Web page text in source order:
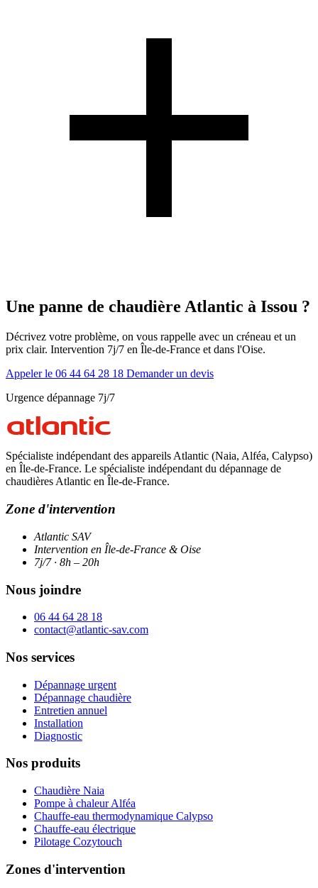
Une panne de chaudière Atlantic à Issou ?
Décrivez votre problème, on vous rappelle avec un créneau et un
prix clair. Intervention 7j/7 en Île-de-France et dans l'Oise.
Appeler le 06 44 64 28 18 Demander un devis
Urgence dépannage 7j/7
Spécialiste indépendant des appareils Atlantic (Naia, Alféa, Calypso)
en Île-de-France. Le spécialiste indépendant du dépannage de
chaudières Atlantic en Île-de-France.
Zone d'intervention
Atlantic SAV
Intervention en Île-de-France & Oise
7j/7 · 8h – 20h
Nous joindre
06 44 64 28 18
contact@atlantic-sav.com
Nos services
Dépannage urgent
Dépannage chaudière
Entretien annuel
Installation
Diagnostic
Nos produits
Chaudière Naia
Pompe à chaleur Alféa
Chauffe-eau thermodynamique Calypso
Chauffe-eau électrique
Pilotage Cozytouch
Zones d'intervention